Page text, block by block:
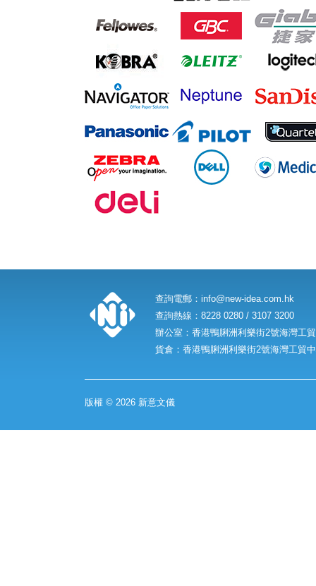
查詢電郵： info@new-idea.com.hk
查詢熱線：8228 0280 / 3107 3200
辦公室：香港鴨脷洲利樂街2號海灣工
貨倉：香港鴨脷洲利樂街2號海灣工貿
版權 © 2026 新意文儀